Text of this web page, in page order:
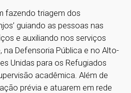
fazendo triagem dos
guiando as pessoas nas
e auxiliando nos serviços
na Defensoria Pública e no Alto-
Unidas para os Refugiados
acadêmica. Além de
prévia e atuarem em rede